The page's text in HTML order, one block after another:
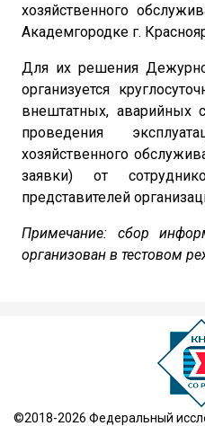
хозяйственного
Академгородке г.
Для их решения
организуется
внештатных, аварийных
проведения
хозяйственного
заявки) от
представителей
Примечание: сбор
организован в тестовом
©2018-2026 Федеральный